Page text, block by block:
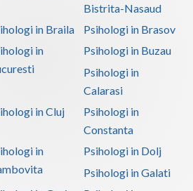
Bistrita-Nasaud
in Braila
Psihologi in Brasov
in
Psihologi in Buzau
Psihologi in
Calarasi
in Cluj
Psihologi in
Constanta
in
Psihologi in Dolj
Psihologi in Galati